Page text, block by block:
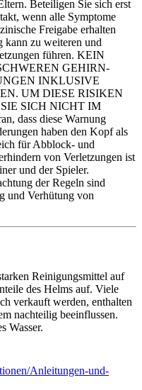
Beteiligen Sie sich erst
wenn alle Symptome
Freigabe erhalten
kann zu weiteren und
führen. KEIN
GEHIRN-
INKLUSIVE
UM DIESE RISIKEN
SICH NICHT IM
dass diese Warnung
haben den Kopf als
für Abblock- und
von Verletzungen ist
und der Spieler.
der Regeln sind
und Verhütung von
Reinigungsmittel auf
des Helms auf. Viele
verkauft werden, enthalten
nachteilig beeinflussen.
Wasser.
Anleitungen-und-